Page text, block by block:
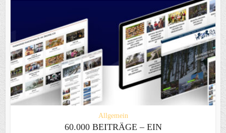
Allgemein
60.000 BEITRÄGE – EIN